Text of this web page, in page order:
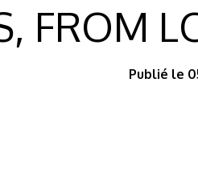
FROM
Publié le